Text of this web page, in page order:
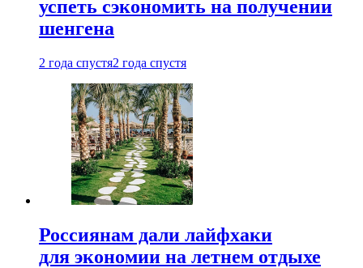
успеть сэкономить на получении
шенгена
2 года спустя2 года спустя
Россиянам дали лайфхаки
для экономии на летнем отдыхе